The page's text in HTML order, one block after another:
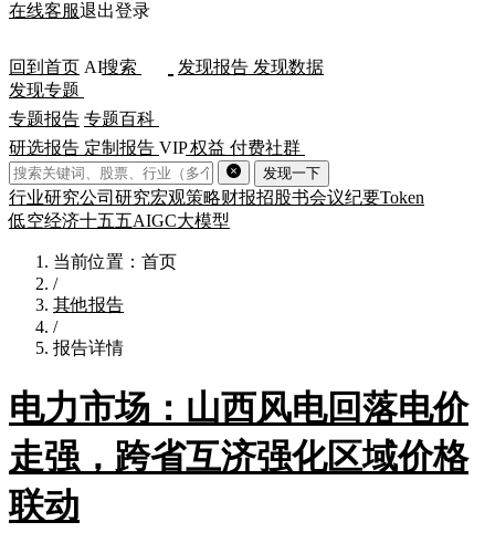
在线客服退出登录
回到首页 AI搜索 发现报告 发现数据
发现专题
专题报告 专题百科
研选报告 定制报告 VIP权益 付费社群
发现一下
行业研究公司研究宏观策略财报招股书会议纪要Token
低空经济十五五AIGC大模型
当前位置：首页
/
其他报告
/
报告详情
电力市场：山西风电回落电价
走强，跨省互济强化区域价格
联动